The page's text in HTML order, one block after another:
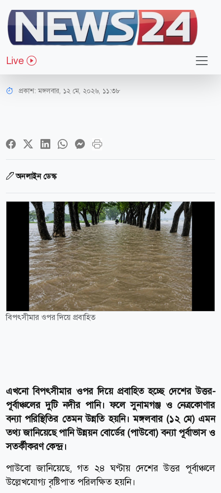
Live
সারাদেশ
বিপৎসীমার ওপর দিয়ে প্রবাহিত হচ্ছে দুই
নদীর পানি
প্রকাশ:মঙ্গলবার, ১২ মে, ২০২৬, ১১:৩৮
অনলাইন ডেস্ক
বিপৎসীমার ওপর দিয়ে প্রবাহিত
এখনো বিপৎসীমার ওপর দিয়ে প্রবাহিত হচ্ছে দেশের উত্তর-
পূর্বাঞ্চলের দুটি নদীর পানি। ফলে সুনামগঞ্জ ও নেত্রকোণার
বন্যা পরিস্থিতির তেমন উন্নতি হয়নি। মঙ্গলবার (১২ মে) এমন
তথ্য জানিয়েছে পানি উন্নয়ন বোর্ডের (পাউবো) বন্যা পূর্বাভাস ও
সতর্কীকরণ কেন্দ্র।
পাউবো জানিয়েছে, গত ২৪ ঘণ্টায় দেশের উত্তর পূর্বাঞ্চলে
উল্লেখযোগ্য বৃষ্টিপাত পরিলক্ষিত হয়নি।